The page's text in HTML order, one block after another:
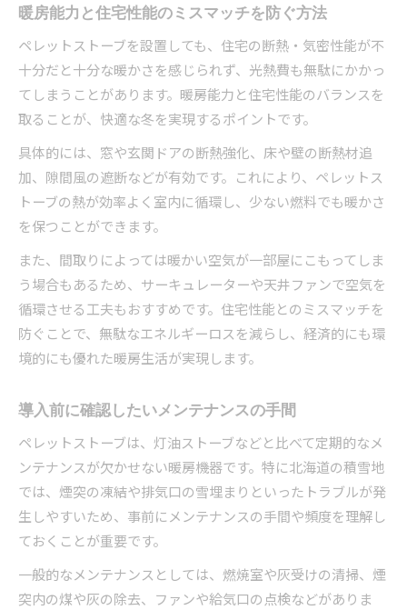
暖房能力と住宅性能のミスマッチを防ぐ方法
ペレットストーブを設置しても、住宅の断熱・気密性能が不
十分だと十分な暖かさを感じられず、光熱費も無駄にかかっ
てしまうことがあります。暖房能力と住宅性能のバランスを
取ることが、快適な冬を実現するポイントです。
具体的には、窓や玄関ドアの断熱強化、床や壁の断熱材追
加、隙間風の遮断などが有効です。これにより、ペレットス
トーブの熱が効率よく室内に循環し、少ない燃料でも暖かさ
を保つことができます。
また、間取りによっては暖かい空気が一部屋にこもってしま
う場合もあるため、サーキュレーターや天井ファンで空気を
循環させる工夫もおすすめです。住宅性能とのミスマッチを
防ぐことで、無駄なエネルギーロスを減らし、経済的にも環
境的にも優れた暖房生活が実現します。
導入前に確認したいメンテナンスの手間
ペレットストーブは、灯油ストーブなどと比べて定期的なメ
ンテナンスが欠かせない暖房機器です。特に北海道の積雪地
では、煙突の凍結や排気口の雪埋まりといったトラブルが発
生しやすいため、事前にメンテナンスの手間や頻度を理解し
ておくことが重要です。
一般的なメンテナンスとしては、燃焼室や灰受けの清掃、煙
突内の煤や灰の除去、ファンや給気口の点検などがありま